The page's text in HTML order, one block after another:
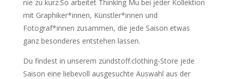
nie zu kurz.So arbeitet Thinking Mu bei jeder Kollektion
mit Graphiker*innen, Künstler*innen und
Fotograf*innen zusammen, die jede Saison etwas
ganz besonderes entstehen lassen.
Du findest in unserem zündstoff.clothing-Store jede
Saison eine liebevoll ausgesuchte Auswahl aus der